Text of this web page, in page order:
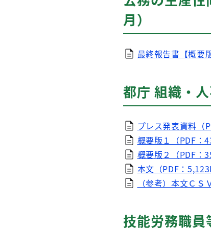
月）
最終報告書【概要
都庁 組織・
プレス発表資料（
概要版１（PDF：
概要版２（PDF：
本文（PDF：
（参考）本文ＣＳ
技能労務職